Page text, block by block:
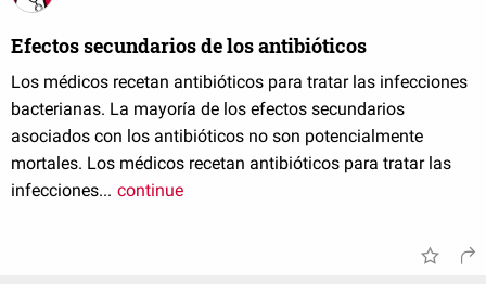
Efectos secundarios de los antibióticos
Los médicos recetan antibióticos para tratar las infecciones
bacterianas. La mayoría de los efectos secundarios
asociados con los antibióticos no son potencialmente
mortales. Los médicos recetan antibióticos para tratar las
infecciones... continue